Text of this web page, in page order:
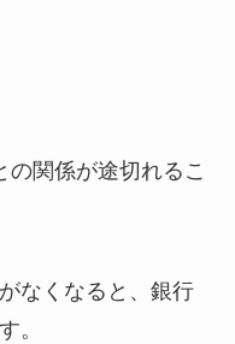
の関係が途切れるこ
なくなると、銀行
。